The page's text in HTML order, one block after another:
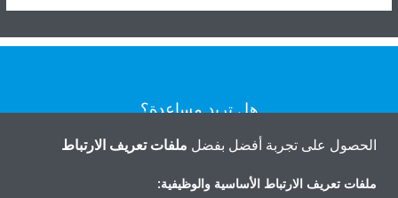
هل تريد مساعدة؟
الحصول على تجربة أفضل بفضل ملفات تعريف الارتباط
ملفات تعريف الارتباط الأساسية والوظيفية: